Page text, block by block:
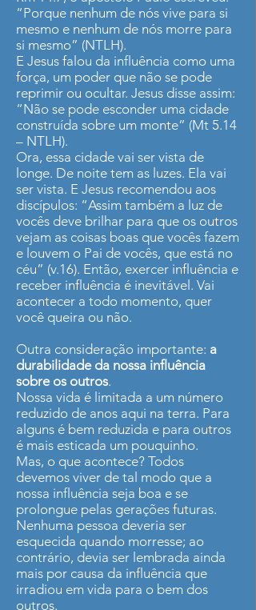
“Porque nenhum de nós vive para si
mesmo e nenhum de nós morre para
si mesmo” (NTLH).
E Jesus falou da influência como uma
força, um poder que não se pode
reprimir ou ocultar. Jesus disse assim:
“Não se pode esconder uma cidade
construída sobre um monte” (Mt 5.14
– NTLH).
Ora, essa cidade vai ser vista de
longe. De noite tem as luzes. Ela vai
ser vista. E Jesus recomendou aos
discípulos: “Assim também a luz de
vocês deve brilhar para que os outros
vejam as coisas boas que vocês fazem
e louvem o Pai de vocês, que está no
céu” (v.16). Então, exercer influência e
receber influência é inevitável. Vai
acontecer a todo momento, quer
você queira ou não.
Outra consideração importante: a
durabilidade da nossa influência
sobre os outros.
Nossa vida é limitada a um número
reduzido de anos aqui na terra. Para
alguns é bem reduzida e para outros
é mais esticada um pouquinho.
Mas, o que acontece? Todos
devemos viver de tal modo que a
nossa influência seja boa e se
prolongue pelas gerações futuras.
Nenhuma pessoa deveria ser
esquecida quando morresse; ao
contrário, devia ser lembrada ainda
mais por causa da influência que
irradiou em vida para o bem dos
outros.